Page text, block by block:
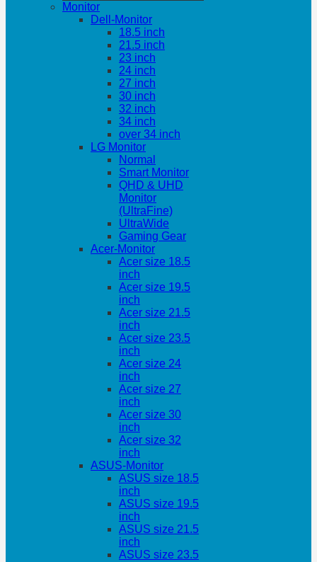
Monitor
Dell-Monitor
18.5 inch
21.5 inch
23 inch
24 inch
27 inch
30 inch
32 inch
34 inch
over 34 inch
LG Monitor
Normal
Smart Monitor
QHD & UHD
Monitor
(UltraFine)
UltraWide
Gaming Gear
Acer-Monitor
Acer size 18.5
inch
Acer size 19.5
inch
Acer size 21.5
inch
Acer size 23.5
inch
Acer size 24
inch
Acer size 27
inch
Acer size 30
inch
Acer size 32
inch
ASUS-Monitor
ASUS size 18.5
inch
ASUS size 19.5
inch
ASUS size 21.5
inch
ASUS size 23.5